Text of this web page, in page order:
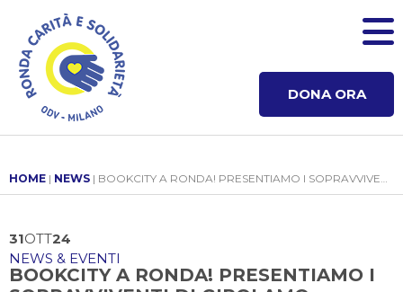
DONA ORA
HOME | NEWS | BOOKCITY A RONDA! PRESENTIAMO I SOPRAVVIVENTI DI GIROLAMO GRAMMATICO
31OTT24
NEWS & EVENTI
BOOKCITY A RONDA! PRESENTIAMO I